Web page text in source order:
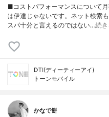
■コストパフォーマンスについて
は伊達じゃないです。ネット検索
スパ十分と言えるのではない…続
DTI(ディーティーアイ)
トーンモバイル
かなで餅